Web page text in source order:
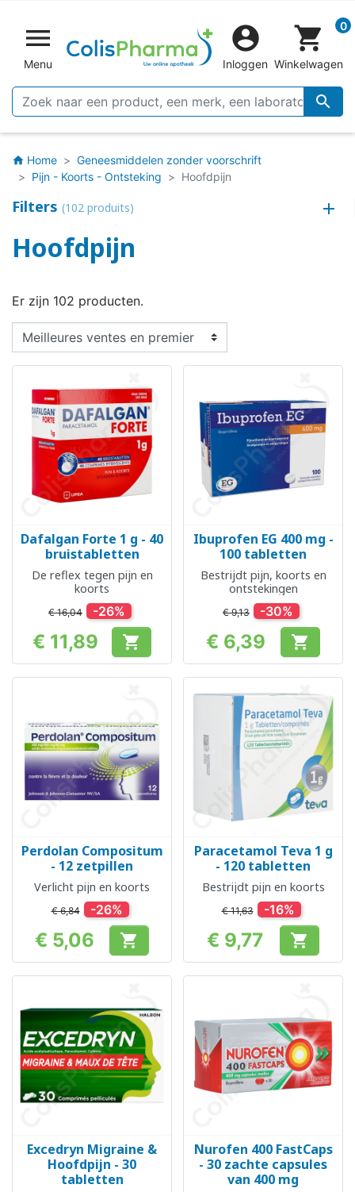

Menu


Inloggen
shopping_cart 0
Winkelwagen
home Home
Geneesmiddelen zonder voorschrift
Pijn - Koorts - Ontsteking
Hoofdpijn
Filters (102 produits)
Hoofdpijn
Er zijn 102 producten.
Dafalgan Forte 1 g - 40
bruistabletten
De reflex tegen pijn en
koorts
€ 16,04 -26%
Prijs
€ 11,89 
Ibuprofen EG 400 mg -
100 tabletten
Bestrijdt pijn, koorts en
ontstekingen
€ 9,13 -30%
Prijs
€ 6,39 
Perdolan Compositum
- 12 zetpillen
Verlicht pijn en koorts
€ 6,84 -26%
Prijs
€ 5,06 
Paracetamol Teva 1 g
- 120 tabletten
Bestrijdt pijn en koorts
€ 11,63 -16%
Prijs
€ 9,77 
Excedryn Migraine &
Hoofdpijn - 30
tabletten
Nurofen 400 FastCaps
- 30 zachte capsules
van 400 mg